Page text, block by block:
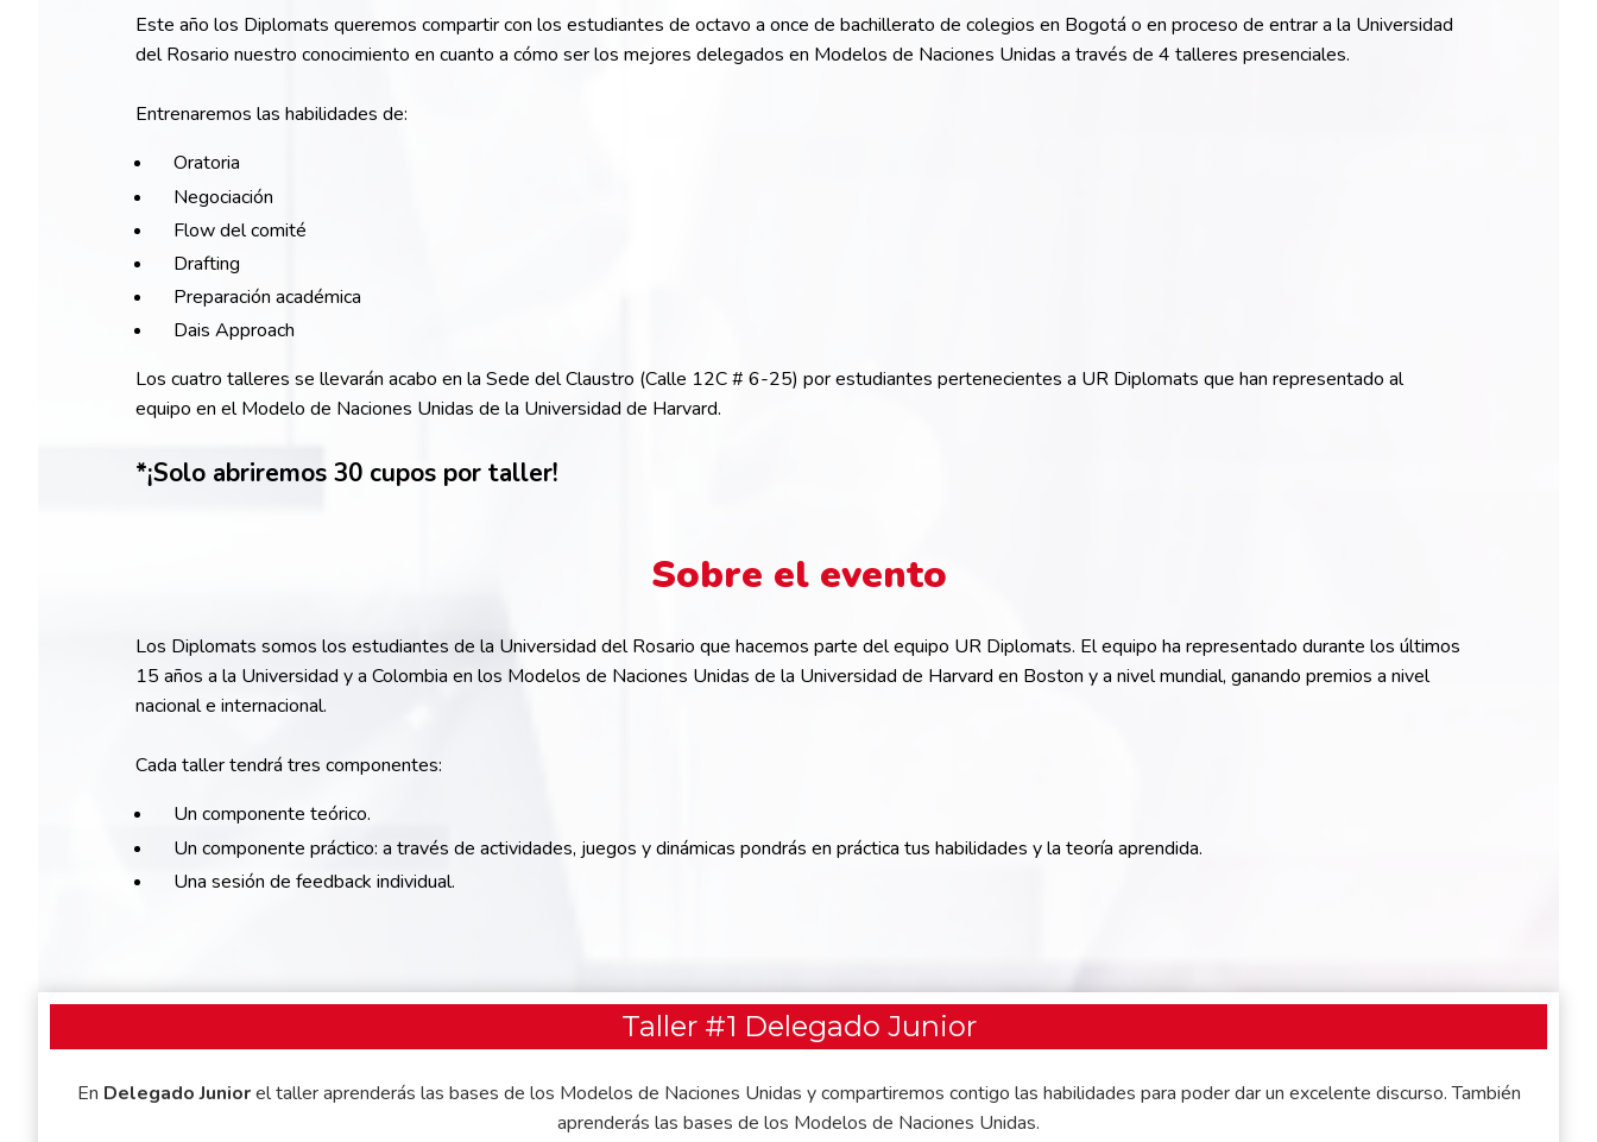
Este año los Diplomats queremos compartir con los estudiantes de octavo a once de bachillerato de colegios en Bogotá o en proceso de entrar a la Universidad
del Rosario nuestro conocimiento en cuanto a cómo ser los mejores delegados en Modelos de Naciones Unidas a través de 4 talleres presenciales.
Entrenaremos las habilidades de:
Oratoria
Negociación
Flow del comité
Drafting
Preparación académica
Dais Approach
Los cuatro talleres se llevarán acabo en la Sede del Claustro (Calle 12C # 6-25) por estudiantes pertenecientes a UR Diplomats que han representado al
equipo en el Modelo de Naciones Unidas de la Universidad de Harvard.
*¡Solo abriremos 30 cupos por taller!
Sobre el evento
Los Diplomats somos los estudiantes de la Universidad del Rosario que hacemos parte del equipo UR Diplomats. El equipo ha representado durante los últimos
15 años a la Universidad y a Colombia en los Modelos de Naciones Unidas de la Universidad de Harvard en Boston y a nivel mundial, ganando premios a nivel
nacional e internacional.
Cada taller tendrá tres componentes:
Un componente teórico.
Un componente práctico: a través de actividades, juegos y dinámicas pondrás en práctica tus habilidades y la teoría aprendida.
Una sesión de feedback individual.
Taller #1 Delegado Junior
En Delegado Juniorel taller aprenderás las bases de los Modelos de Naciones Unidas y compartiremos contigo las habilidades para poder dar un excelente discurso. También
aprenderás las bases de los Modelos de Naciones Unidas.